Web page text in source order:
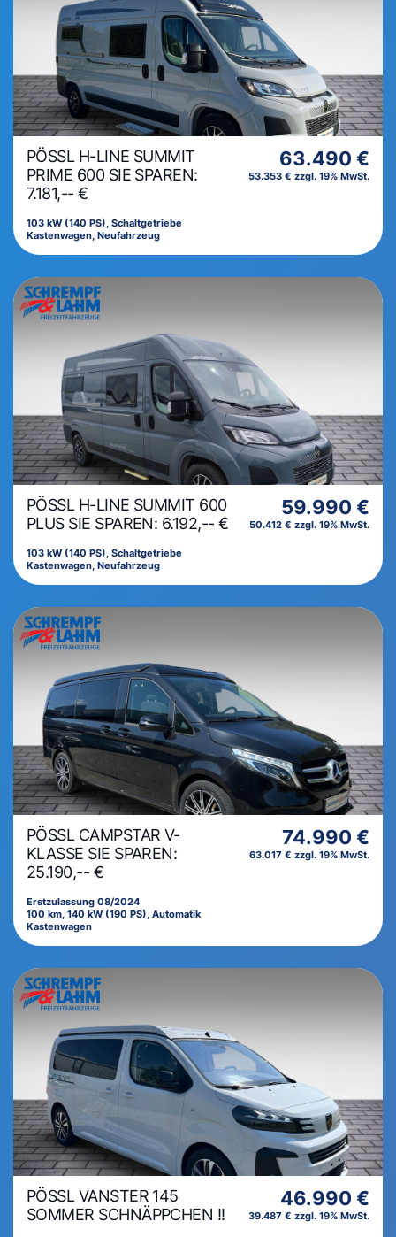
PÖSSL H-LINE SUMMIT
PRIME 600 SIE SPAREN:
7.181,-- €
103 kW (140 PS), Schaltgetriebe
Kastenwagen, Neufahrzeug
63.490 €
53.353 € zzgl. 19% MwSt.
PÖSSL H-LINE SUMMIT 600
PLUS SIE SPAREN: 6.192,-- €
103 kW (140 PS), Schaltgetriebe
Kastenwagen, Neufahrzeug
59.990 €
50.412 € zzgl. 19% MwSt.
PÖSSL CAMPSTAR V-
KLASSE SIE SPAREN:
25.190,-- €
Erstzulassung 08/2024
100 km, 140 kW (190 PS), Automatik
Kastenwagen
74.990 €
63.017 € zzgl. 19% MwSt.
PÖSSL VANSTER 145
SOMMER SCHNÄPPCHEN !!
46.990 €
39.487 € zzgl. 19% MwSt.